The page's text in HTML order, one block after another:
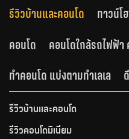
รีวิวบ้านและคอนโด ทาวน์โ
คอนโด
คอนโดใกล้รถไฟฟ้
ทำคอนโด แบ่งตามทำเลเล
รีวิวบ้านและคอนโด
รีวิวคอนโดมิเนียม